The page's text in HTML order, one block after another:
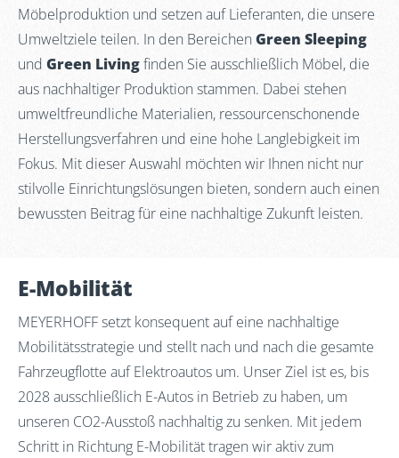
Möbelproduktion und setzen auf Lieferanten, die unsere
Umweltziele teilen. In den BereichenGreen Sleeping
und Green Livingfinden Sie ausschließlich Möbel, die
aus nachhaltiger Produktion stammen. Dabei stehen
umweltfreundliche Materialien, ressourcenschonende
Herstellungsverfahren und eine hohe Langlebigkeit im
Fokus. Mit dieser Auswahl möchten wir Ihnen nicht nur
stilvolle Einrichtungslösungen bieten, sondern auch einen
bewussten Beitrag für eine nachhaltige Zukunft leisten.
E-Mobilität
MEYERHOFF setzt konsequent auf eine nachhaltige
Mobilitätsstrategie und stellt nach und nach die gesamte
Fahrzeugflotte auf Elektroautos um. Unser Ziel ist es, bis
2028 ausschließlich E-Autos in Betrieb zu haben, um
unseren CO2-Ausstoß nachhaltig zu senken. Mit jedem
Schritt in Richtung E-Mobilität tragen wir aktiv zum